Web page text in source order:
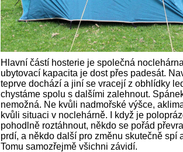
Hlavní částí hosterie je společná
ubytovací kapacita je dost přes padesát.
teprve dochází a jiní se vracejí z obhlídky
chystáme spolu s dalšími zalehnout.
nemožná. Ne kvůli nadmořské výšce,
kvůli situaci v noclehárně. I když je
pohodlně roztáhnout, někdo se pořád
prdí, a někdo další pro změnu skutečně spí
Tomu samozřejmě všichni závidí.